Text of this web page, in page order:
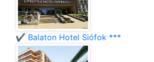
✔️ Balaton Hotel Siófok ***